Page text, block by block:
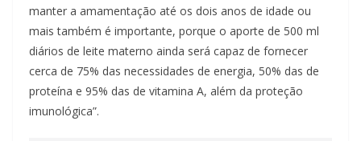
manter a amamentação até os dois anos de idade ou
mais também é importante, porque o aporte de 500 ml
diários de leite materno ainda será capaz de fornecer
cerca de 75% das necessidades de energia, 50% das de
proteína e 95% das de vitamina A, além da proteção
imunológica”.